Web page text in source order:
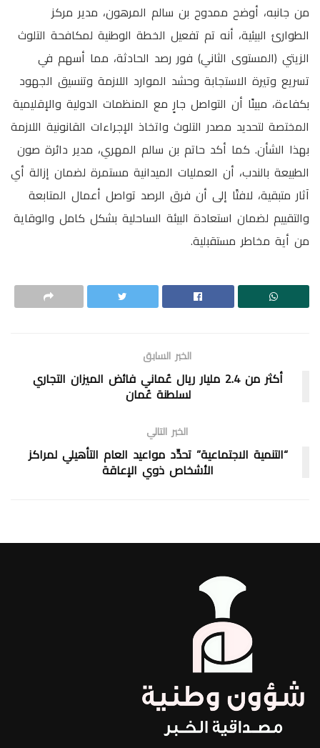
من جانبه، أوضح ممدوح بن سالم المرهون، مدير مركز
الطوارئ البيئية، أنه تم تفعيل الخطة الوطنية لمكافحة التلوث
الزيتي (المستوى الثاني) فور رصد الحادثة، مما أسهم في
تسريع وتيرة الاستجابة وحشد الموارد اللازمة وتنسيق الجهود
بكفاءة، مبينًا أن التواصل جارٍ مع المنظمات الدولية والإقليمية
المختصة لتحديد مصدر التلوث واتخاذ الإجراءات القانونية اللازمة
بهذا الشأن. كما أكد حاتم بن سالم المهري، مدير دائرة صون
الطبيعة بالندب، أن العمليات الميدانية مستمرة لضمان إزالة أي
آثار متبقية، لافتًا إلى أن فرق الرصد تواصل أعمال المتابعة
والتقييم لضمان استعادة البيئة الساحلية بشكل كامل والوقاية
من أية مخاطر مستقبلية.
الخبر السابق
أكثر من 2.4 مليار ريال عُماني فائض الميزان التجاري
لسلطنة عُمان
الخبر التالي
“التنمية الاجتماعية” تحدِّد مواعيد العام التأهيلي لمراكز
الأشخاص ذوي الإعاقة